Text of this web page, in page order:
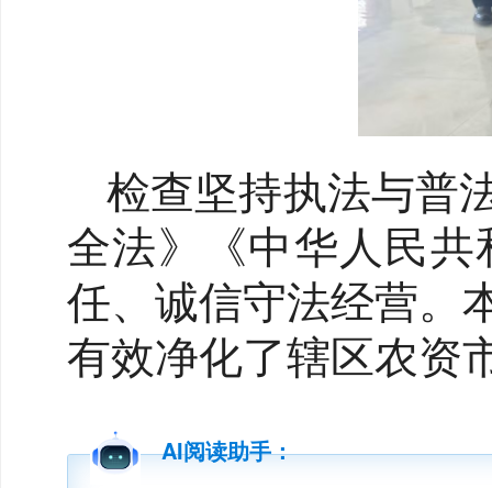
检查坚持执法与普
全法》《中华人民
任、诚信守法经营。
有效净化了辖区农资
AI阅读助手：